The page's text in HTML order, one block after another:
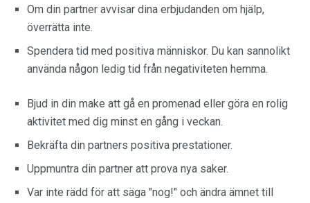
Om din partner avvisar dina erbjudanden om hjälp,
överrätta inte.
Spendera tid med positiva människor. Du kan sannolikt
använda någon ledig tid från negativiteten hemma.
Bjud in din make att gå en promenad eller göra en rolig
aktivitet med dig minst en gång i veckan.
Bekräfta din partners positiva prestationer.
Uppmuntra din partner att prova nya saker.
Var inte rädd för att säga "nog!" och ändra ämnet till